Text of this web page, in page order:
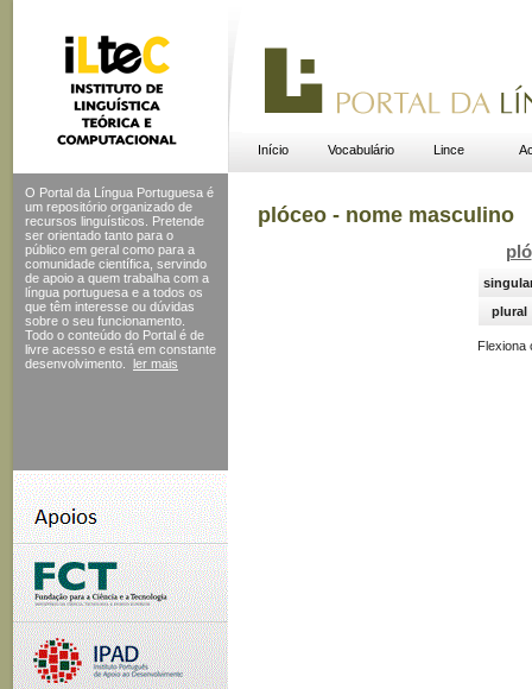
Início Vocabulário Lince
O Portal da Língua Portuguesa é
um repositório organizado de
recursos linguísticos. Pretende
ser orientado tanto para o
público em geral como para a
comunidade científica, servindo
de apoio a quem trabalha com a
língua portuguesa e a todos os
que têm interesse ou dúvidas
sobre o seu funcionamento.
Todo o conteúdo do Portal é de
livre acesso e está em constante
desenvolvimento.
ler mais
plóceo - nome masculino
pló
plural
Flexiona